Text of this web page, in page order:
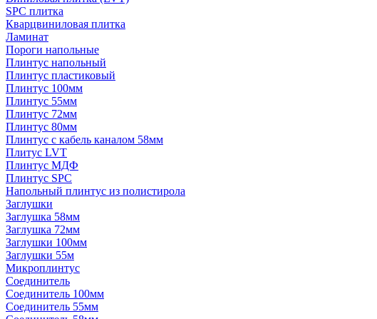
SPC плитка
Кварцвиниловая плитка
Ламинат
Пороги напольные
Плинтус напольный
Плинтус пластиковый
Плинтус 100мм
Плинтус 55мм
Плинтус 72мм
Плинтус 80мм
Плинтус с кабель каналом 58мм
Плитус LVT
Плинтус МДФ
Плинтус SPC
Напольный плинтус из полистирола
Заглушки
Заглушка 58мм
Заглушка 72мм
Заглушки 100мм
Заглушки 55м
Микроплинтус
Соединитель
Соединитель 100мм
Соединитель 55мм